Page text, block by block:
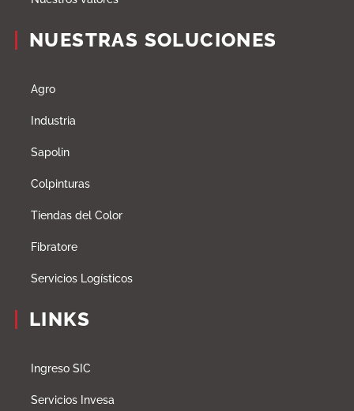
NUESTRAS SOLUCIONES
Agro
Industria
Sapolin
Colpinturas
Tiendas del Color
Fibratore
Servicios Logísticos
LINKS
Ingreso SIC
Servicios Invesa